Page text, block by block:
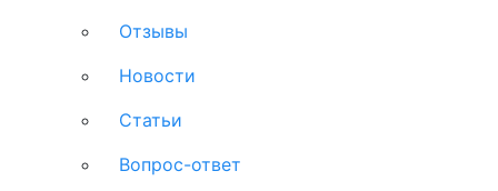
Отзывы
Новости
Статьи
Вопрос-ответ